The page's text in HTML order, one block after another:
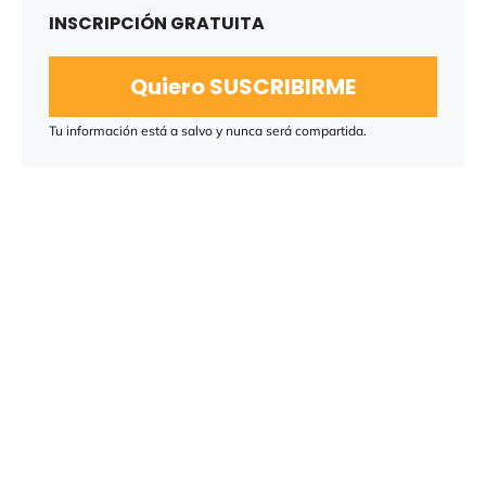
INSCRIPCIÓN GRATUITA
Quiero SUSCRIBIRME
Tu información está a salvo y nunca será compartida.